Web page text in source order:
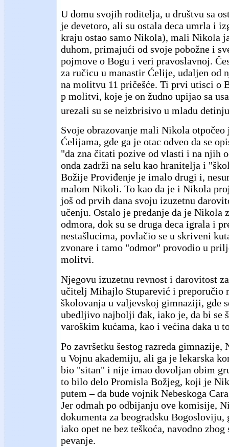
U domu svojih roditelja, u društvu sa
je devetoro, ali su ostala deca umrla i
kraju ostao samo Nikola), mali Nikola
duhom, primajući od svoje pobožne i
pojmove o Bogu i veri pravoslavnoj.
za ručicu u manastir Ćelije, udaljen od
na molitvu 11 pričešće. Ti prvi utisci o
p molitvi, koje je on žudno upijao sa
urezali su se neizbrisivo u mladu
Svoje obrazovanje mali Nikola otpočeo
Ćelijama, gde ga je otac odveo da se
"da zna čitati pozive od vlasti i na njih
onda zadrži na selu kao hranitelja i
Božije Proviđenje je imalo drugi i,
malom Nikoli. To kao da je i Nikola
još od prvih dana svoju izuzetnu
učenju. Ostalo je predanje da je Nikola
odmora, dok su se druga deca igrala i
nestašlucima, povlačio se u skriveni
zvonare i tamo "odmor" provodio u
molitvi.
Njegovu izuzetnu revnost i darovitost
učitelj Mihajlo Stuparević i preporučio
školovanja u valjevskoj gimnaziji, gde
ubedljivo najbolji đak, iako je, da bi se
varoškim kućama, kao i većina đaka u
Po završetku šestog razreda gimnazije,
u Vojnu akademiju, ali ga je lekarska
bio "sitan" i nije imao dovoljan obim
to bilo delo Promisla Božjeg, koji je
putem – da bude vojnik Nebeskoga
Jer odmah po odbijanju ove komisije,
dokumenta za beogradsku
iako opet ne bez teškoća, navodno zbog
pevanje.